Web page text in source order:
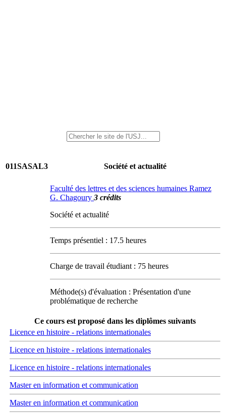
011SASAL3 Société et actualité
Faculté des lettres et des sciences humaines Ramez
G. Chagoury 3 crédits
Société et actualité
Temps présentiel : 17.5 heures
Charge de travail étudiant : 75 heures
Méthode(s) d'évaluation : Présentation d'une
problématique de recherche
Ce cours est proposé dans les diplômes suivants
Licence en histoire - relations internationales
Licence en histoire - relations internationales
Licence en histoire - relations internationales
Master en information et communication
Master en information et communication